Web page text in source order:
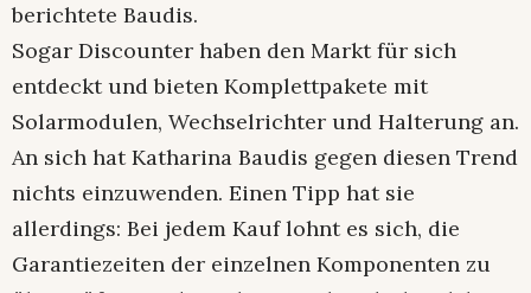
berichtete Baudis.
Sogar Discounter haben den Markt für sich
entdeckt und bieten Komplettpakete mit
Solarmodulen, Wechselrichter und Halterung an.
An sich hat Katharina Baudis gegen diesen Trend
nichts einzuwenden. Einen Tipp hat sie
allerdings: Bei jedem Kauf lohnt es sich, die
Garantiezeiten der einzelnen Komponenten zu